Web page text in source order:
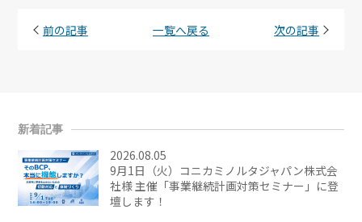
前の記事 一覧へ戻る 次の記事
新着記事
2026.08.05
9月1日（火）コニカミノルタジャパン株式会
社様 主催「事業継続計画対策セミナー」に登
壇します！